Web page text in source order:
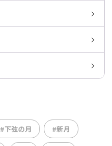
#下弦の月 #新月